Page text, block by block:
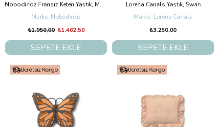
Nobodinoz Fransız Keten Yastık, Moon Powder Pink
Nobodinoz
₺1.462,50
₺1.950,00
SEPETE EKLE
Lorena Canals Yastık, Swan
Lorena Canals
₺3.250,00
SEPETE EKLE
Ücretsiz Kargo Ücretsiz Kargo